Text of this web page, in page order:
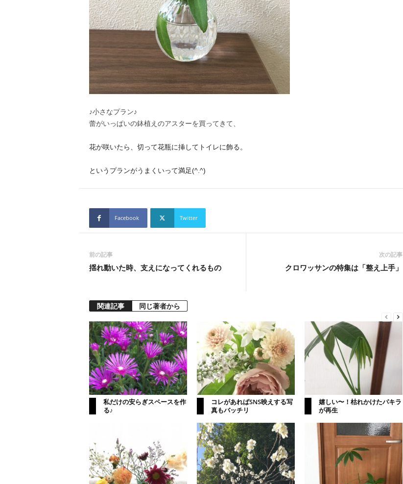
♪小さなプラン♪
蕾がいっぱいの鉢植えのアスターを買ってきて、
花が咲いたら、切って花瓶に挿してトイレに飾る。
というプランがうまくいって満足(^.^)
Facebook Twitter
前の記事
揺れ動いた時、支えになってくれるもの
次の記事
クロワッサンの特集は「整え上手」
関連記事 同じ著者から
私だけの安らぎスペースを作
る♪
コレがあればSNS映えする写
真もバッチリ
嬉しい〜！枯れかけたパキラ
が再生